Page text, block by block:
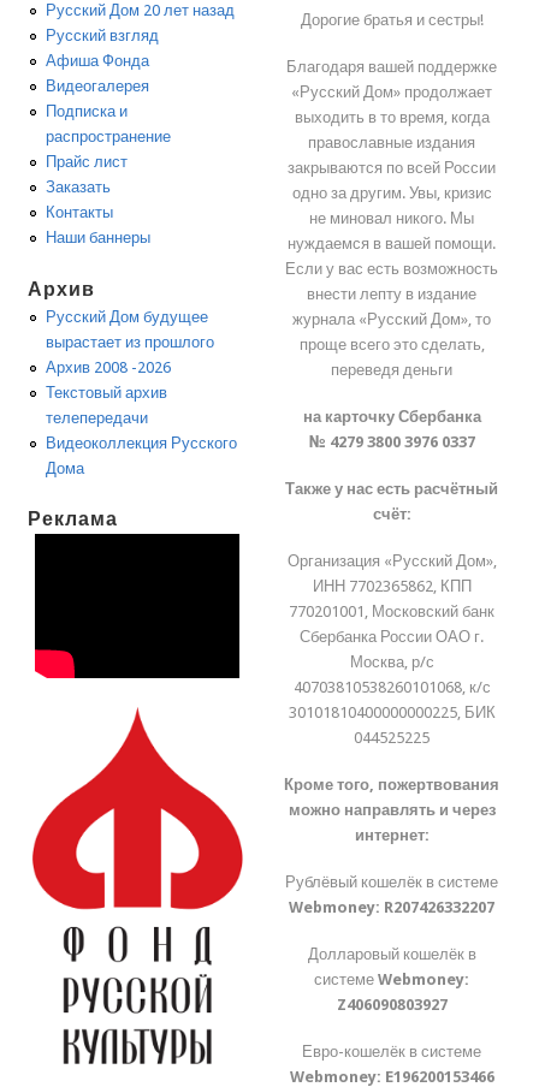
Русский Дом 20 лет назад
Русский взгляд
Афиша Фонда
Видеогалерея
Подписка и
распространение
Прайс лист
Заказать
Контакты
Наши баннеры
Архив
Русский Дом будущее
вырастает из прошлого
Архив 2008 -2026
Текстовый архив
телепередачи
Видеоколлекция Русского
Дома
Реклама
Дорогие братья и сестры!
Благодаря вашей поддержке
«Русский Дом» продолжает
выходить в то время, когда
православные издания
закрываются по всей России
одно за другим. Увы, кризис
не миновал никого. Мы
нуждаемся в вашей помощи.
Если у вас есть возможность
внести лепту в издание
журнала «Русский Дом», то
проще всего это сделать,
переведя деньги
на карточку Сбербанка
№ 4279 3800 3976 0337
Также у нас есть расчётный
счёт:
Организация «Русский Дом»,
ИНН 7702365862, КПП
770201001, Московский банк
Сбербанка России ОАО г.
Москва, р/с
40703810538260101068, к/с
30101810400000000225, БИК
044525225
Кроме того, пожертвования
можно направлять и через
интернет:
Рублёвый кошелёк в системе
Webmoney: R207426332207
Долларовый кошелёк в
системеWebmoney:
Z406090803927
Евро-кошелёк в системе
Webmoney: E196200153466